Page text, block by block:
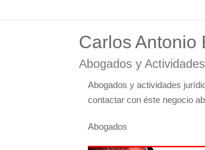
Carlos Antonio
Abogados y
Abogados y actividades
contactar con éste negocio
Abogados